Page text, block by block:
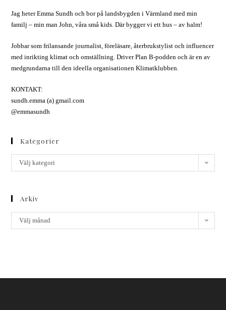
Jag heter Emma Sundh och bor på landsbygden i Värmland med min
familj – min man John, våra små kids. Där bygger vi ett hus – av halm!
Jobbar som frilansande journalist, föreläsare, återbrukstylist och influencer
med inrikting klimat och omställning. Driver Plan B-podden och är en av
medgrundarna till den ideella organisationen Klimatklubben.
KONTAKT:
sundh.emma (a) gmail.com
@emmasundh
Kategorier
Välj kategori
Arkiv
Välj månad